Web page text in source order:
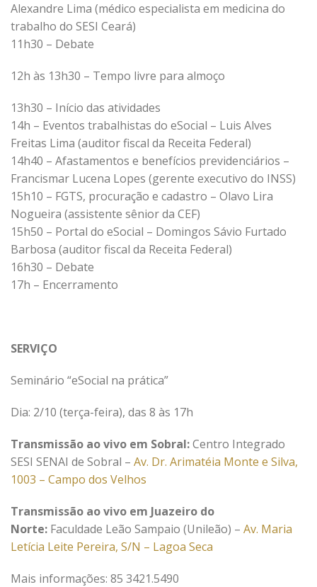
Alexandre Lima (médico especialista em medicina do
trabalho do SESI Ceará)
11h30 – Debate
12h às 13h30 – Tempo livre para almoço
13h30 – Início das atividades
14h – Eventos trabalhistas do eSocial – Luis Alves
Freitas Lima (auditor fiscal da Receita Federal)
14h40 – Afastamentos e benefícios previdenciários –
Francismar Lucena Lopes (gerente executivo do INSS)
15h10 – FGTS, procuração e cadastro – Olavo Lira
Nogueira (assistente sênior da CEF)
15h50 – Portal do eSocial – Domingos Sávio Furtado
Barbosa (auditor fiscal da Receita Federal)
16h30 – Debate
17h – Encerramento
SERVIÇO
Seminário “eSocial na prática”
Dia: 2/10 (terça-feira), das 8 às 17h
Transmissão ao vivo em Sobral:Centro Integrado
SESI SENAI de Sobral – Av. Dr. Arimatéia Monte e Silva,
1003 – Campo dos Velhos
Transmissão ao vivo em Juazeiro do
Norte: Faculdade Leão Sampaio (Unileão) – Av. Maria
Letícia Leite Pereira, S/N – Lagoa Seca
Mais informações: 85 3421.5490